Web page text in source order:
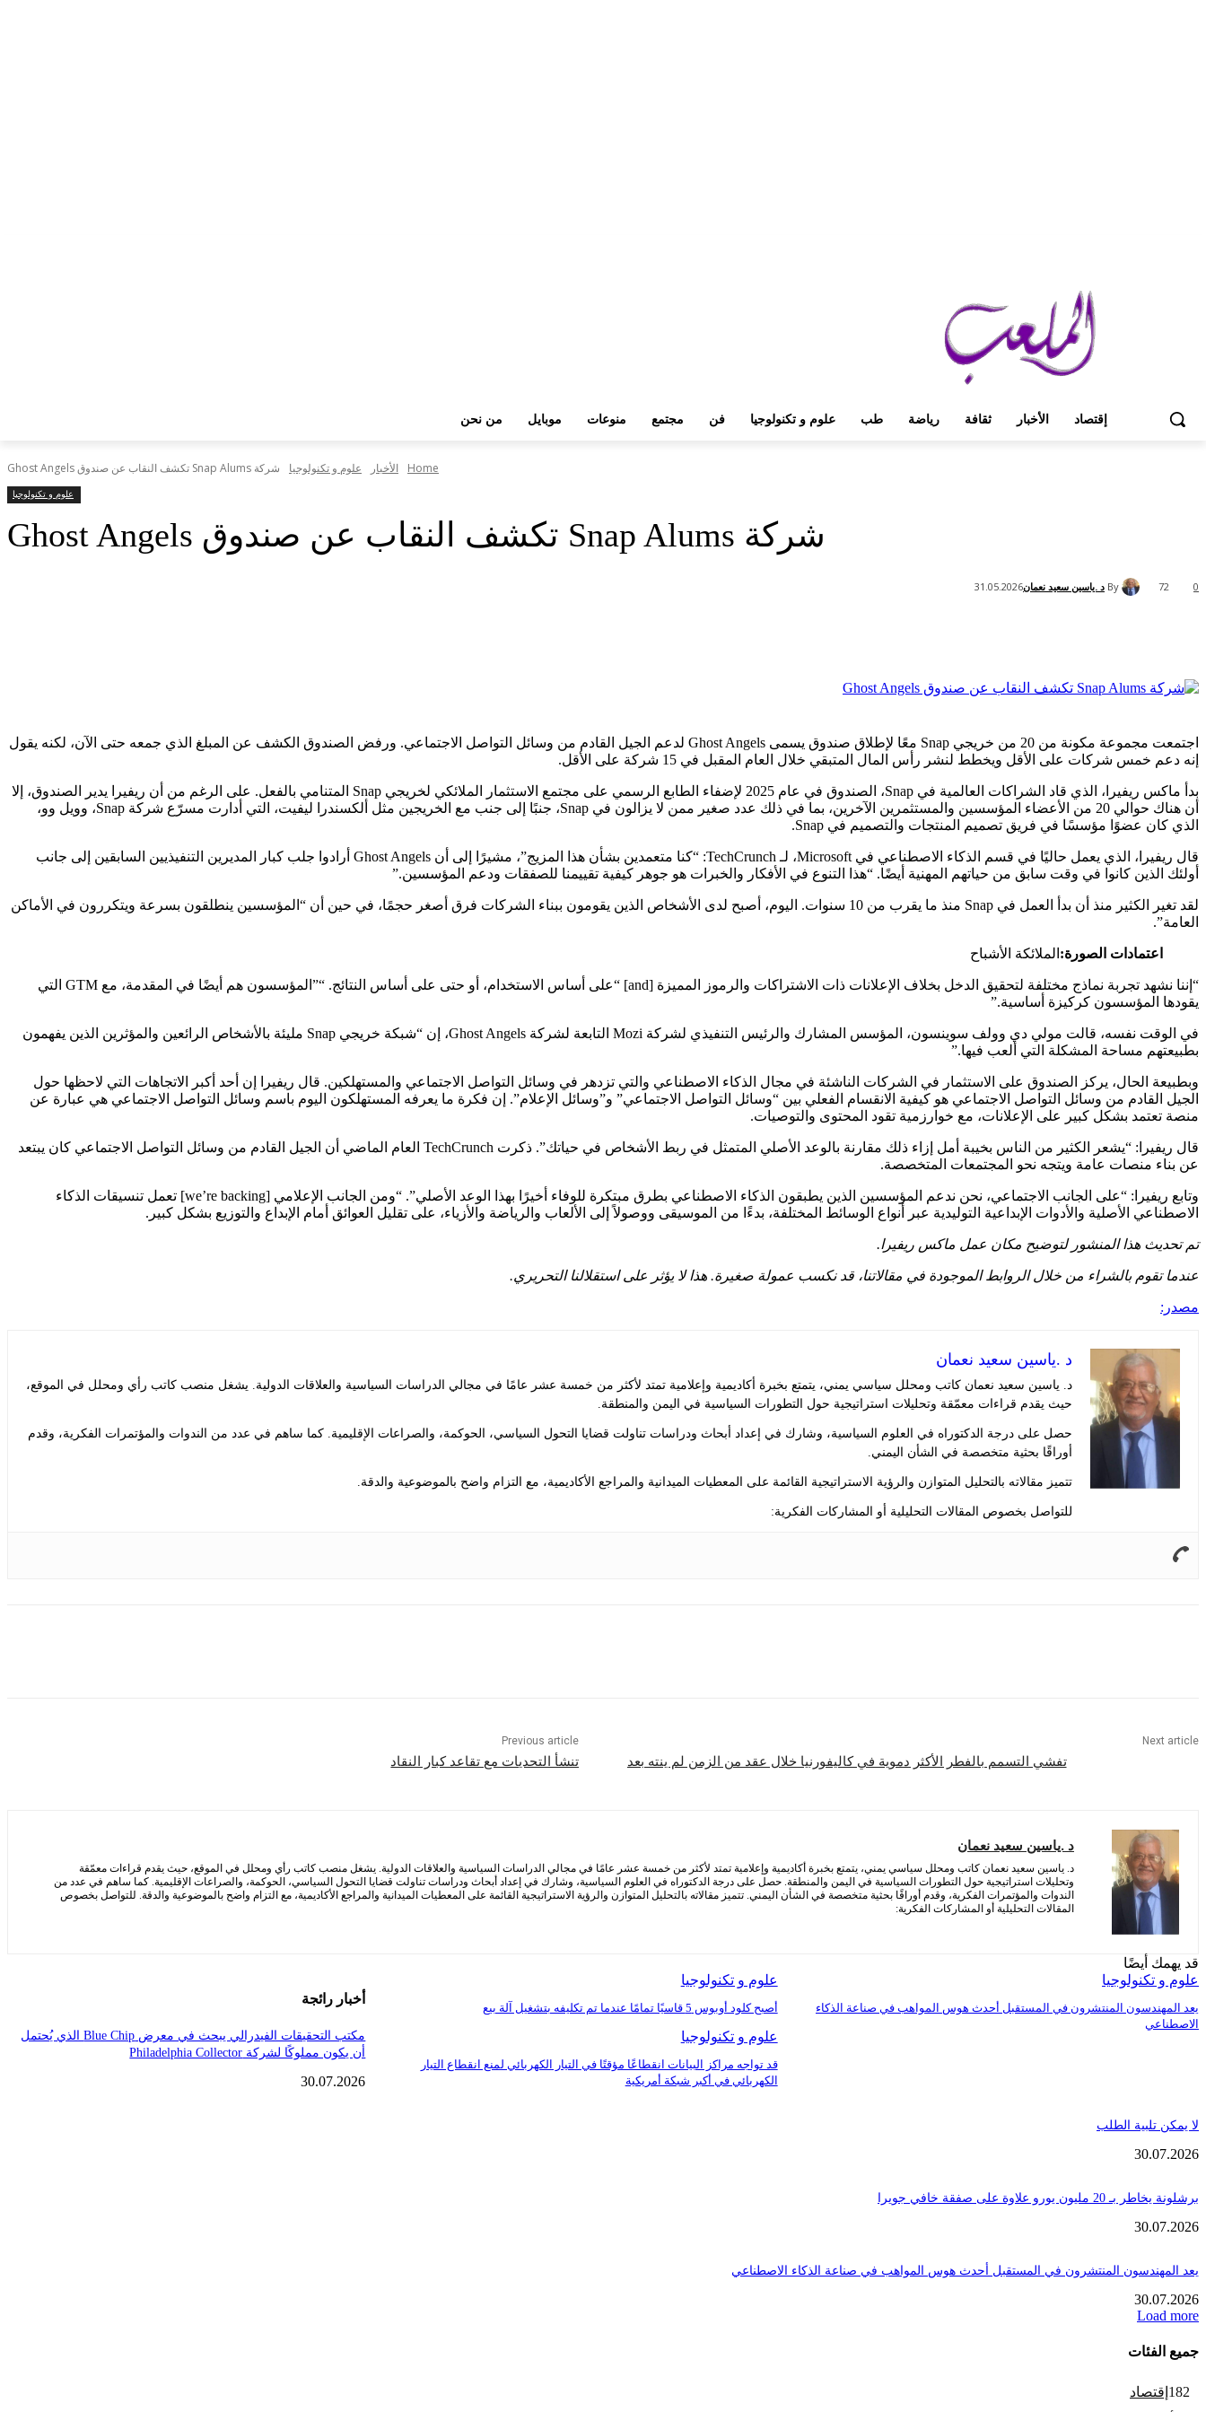
إقتصاد الأخبار ثقافة رياضة طب علوم و تكنولوجيا فن مجتمع منوعات موبايل من نحن
Home الأخبار علوم و تكنولوجيا شركة Snap Alums تكشف النقاب عن صندوق Ghost Angels
علوم و تكنولوجيا
شركة Snap Alums تكشف النقاب عن صندوق Ghost Angels
By د .ياسين سعيد نعمان31.05.2026 0
72
اجتمعت مجموعة مكونة من 20 من خريجي Snap معًا لإطلاق صندوق يسمى Ghost Angels لدعم الجيل القادم من وسائل التواصل الاجتماعي. ورفض الصندوق الكشف عن المبلغ الذي جمعه حتى الآن، لكنه يقول
إنه دعم خمس شركات على الأقل ويخطط لنشر رأس المال المتبقي خلال العام المقبل في 15 شركة على الأقل.
بدأ ماكس ريفيرا، الذي قاد الشراكات العالمية في Snap، الصندوق في عام 2025 لإضفاء الطابع الرسمي على مجتمع الاستثمار الملائكي لخريجي Snap المتنامي بالفعل. على الرغم من أن ريفيرا يدير الصندوق، إلا
أن هناك حوالي 20 من الأعضاء المؤسسين والمستثمرين الآخرين، بما في ذلك عدد صغير ممن لا يزالون في Snap، جنبًا إلى جنب مع الخريجين مثل ألكسندرا ليفيت، التي أدارت مسرّع شركة Snap، وويل وو،
الذي كان عضوًا مؤسسًا في فريق تصميم المنتجات والتصميم في Snap.
قال ريفيرا، الذي يعمل حاليًا في قسم الذكاء الاصطناعي في Microsoft، لـ TechCrunch: “كنا متعمدين بشأن هذا المزيج”، مشيرًا إلى أن Ghost Angels أرادوا جلب كبار المديرين التنفيذيين السابقين إلى جانب
أولئك الذين كانوا في وقت سابق من حياتهم المهنية أيضًا. “هذا التنوع في الأفكار والخبرات هو جوهر كيفية تقييمنا للصفقات ودعم المؤسسين.”
لقد تغير الكثير منذ أن بدأ العمل في Snap منذ ما يقرب من 10 سنوات. اليوم، أصبح لدى الأشخاص الذين يقومون ببناء الشركات فرق أصغر حجمًا، في حين أن “المؤسسين ينطلقون بسرعة ويتكررون في الأماكن
العامة”.
اعتمادات الصورة: الملائكة الأشباح
“إننا نشهد تجربة نماذج مختلفة لتحقيق الدخل بخلاف الإعلانات ذات الاشتراكات والرموز المميزة [and] “على أساس الاستخدام، أو حتى على أساس النتائج. “”المؤسسون هم أيضًا في المقدمة، مع GTM التي
يقودها المؤسسون كركيزة أساسية.”
في الوقت نفسه، قالت مولي دي وولف سوينسون، المؤسس المشارك والرئيس التنفيذي لشركة Mozi التابعة لشركة Ghost Angels، إن “شبكة خريجي Snap مليئة بالأشخاص الرائعين والمؤثرين الذين يفهمون
بطبيعتهم مساحة المشكلة التي ألعب فيها.”
وبطبيعة الحال، يركز الصندوق على الاستثمار في الشركات الناشئة في مجال الذكاء الاصطناعي والتي تزدهر في وسائل التواصل الاجتماعي والمستهلكين. قال ريفيرا إن أحد أكبر الاتجاهات التي لاحظها حول
الجيل القادم من وسائل التواصل الاجتماعي هو كيفية الانقسام الفعلي بين “وسائل التواصل الاجتماعي” و”وسائل الإعلام”. إن فكرة ما يعرفه المستهلكون اليوم باسم وسائل التواصل الاجتماعي هي عبارة عن
منصة تعتمد بشكل كبير على الإعلانات، مع خوارزمية تقود المحتوى والتوصيات.
قال ريفيرا: “يشعر الكثير من الناس بخيبة أمل إزاء ذلك مقارنة بالوعد الأصلي المتمثل في ربط الأشخاص في حياتك”. ذكرت TechCrunch العام الماضي أن الجيل القادم من وسائل التواصل الاجتماعي كان يبتعد
عن بناء منصات عامة ويتجه نحو المجتمعات المتخصصة.
وتابع ريفيرا: “على الجانب الاجتماعي، نحن ندعم المؤسسين الذين يطبقون الذكاء الاصطناعي بطرق مبتكرة للوفاء أخيرًا بهذا الوعد الأصلي”. “ومن الجانب الإعلامي [we’re backing] تعمل تنسيقات الذكاء
الاصطناعي الأصلية والأدوات الإبداعية التوليدية عبر أنواع الوسائط المختلفة، بدءًا من الموسيقى ووصولاً إلى الألعاب والرياضة والأزياء، على تقليل العوائق أمام الإبداع والتوزيع بشكل كبير.
تم تحديث هذا المنشور لتوضيح مكان عمل ماكس ريفيرا.
عندما تقوم بالشراء من خلال الروابط الموجودة في مقالاتنا، قد نكسب عمولة صغيرة. هذا لا يؤثر على استقلالنا التحريري.
مصدر:
د .ياسين سعيد نعمان
د. ياسين سعيد نعمان كاتب ومحلل سياسي يمني، يتمتع بخبرة أكاديمية وإعلامية تمتد لأكثر من خمسة عشر عامًا في مجالي الدراسات السياسية والعلاقات الدولية. يشغل منصب كاتب رأي ومحلل في الموقع،
حيث يقدم قراءات معمّقة وتحليلات استراتيجية حول التطورات السياسية في اليمن والمنطقة.
حصل على درجة الدكتوراه في العلوم السياسية، وشارك في إعداد أبحاث ودراسات تناولت قضايا التحول السياسي، الحوكمة، والصراعات الإقليمية. كما ساهم في عدد من الندوات والمؤتمرات الفكرية، وقدم
أوراقًا بحثية متخصصة في الشأن اليمني.
تتميز مقالاته بالتحليل المتوازن والرؤية الاستراتيجية القائمة على المعطيات الميدانية والمراجع الأكاديمية، مع التزام واضح بالموضوعية والدقة.
للتواصل بخصوص المقالات التحليلية أو المشاركات الفكرية:
Previous article
تنشأ التحديات مع تقاعد كبار النقاد
Next article
تفشي التسمم بالفطر الأكثر دموية في كاليفورنيا خلال عقد من الزمن لم ينته بعد
د .ياسين سعيد نعمان
د. ياسين سعيد نعمان كاتب ومحلل سياسي يمني، يتمتع بخبرة أكاديمية وإعلامية تمتد لأكثر من خمسة عشر عامًا في مجالي الدراسات السياسية والعلاقات الدولية. يشغل منصب كاتب رأي ومحلل في الموقع، حيث يقدم قراءات معمّقة
وتحليلات استراتيجية حول التطورات السياسية في اليمن والمنطقة. حصل على درجة الدكتوراه في العلوم السياسية، وشارك في إعداد أبحاث ودراسات تناولت قضايا التحول السياسي، الحوكمة، والصراعات الإقليمية. كما ساهم في عدد من
الندوات والمؤتمرات الفكرية، وقدم أوراقًا بحثية متخصصة في الشأن اليمني. تتميز مقالاته بالتحليل المتوازن والرؤية الاستراتيجية القائمة على المعطيات الميدانية والمراجع الأكاديمية، مع التزام واضح بالموضوعية والدقة. للتواصل بخصوص
المقالات التحليلية أو المشاركات الفكرية:
قد يهمك أيضًا
علوم و تكنولوجيا
يعد المهندسون المنتشرون في المستقبل أحدث هوس المواهب في صناعة الذكاء
الاصطناعي
علوم و تكنولوجيا
أصبح كلود أوبوس 5 قاسيًا تمامًا عندما تم تكليفه بتشغيل آلة بيع
علوم و تكنولوجيا
قد تواجه مراكز البيانات انقطاعًا مؤقتًا في التيار الكهربائي لمنع انقطاع التيار
الكهربائي في أكبر شبكة أمريكية
أخبار رائجة
مكتب التحقيقات الفيدرالي يبحث في معرض Blue Chip الذي يُحتمل
أن يكون مملوكًا لشركة Philadelphia Collector
30.07.2026
لا يمكن تلبية الطلب
30.07.2026
برشلونة يخاطر بـ 20 مليون يورو علاوة على صفقة خافي جويرا
30.07.2026
يعد المهندسون المنتشرون في المستقبل أحدث هوس المواهب في صناعة الذكاء الاصطناعي
30.07.2026
Load more
جميع الفئات
إقتصاد 182